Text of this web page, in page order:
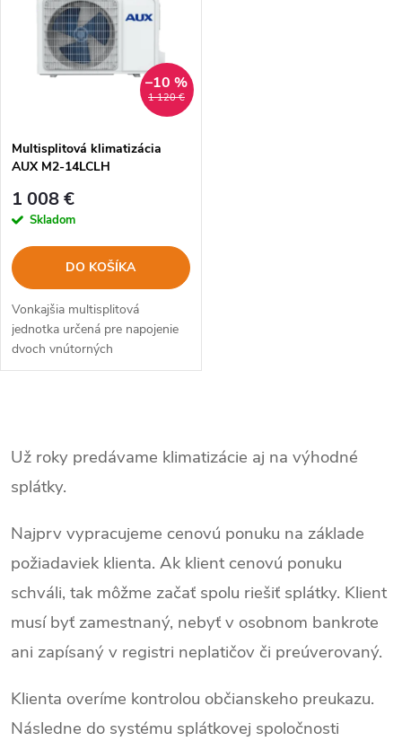
e
p
r
o
d
t
o
v
Abecedne
s
p
r
o
d
u
t
o
v
1 120 €
–10 %
Multisplitová klimatizácia
AUX M2-14LCLH
1 008 €
Skladom
DO KOŠÍKA
Vonkajšia multisplitová
jednotka určená pre napojenie
dvoch vnútorných
klimatizačných jednotiek.
v
l
á
d
a
c
e
Už roky predávame klimatizácie aj na výhodné
splátky.
Najprv vypracujeme cenovú ponuku na základe
požiadaviek klienta. Ak klient cenovú ponuku
schváli, tak môžme začať spolu riešiť splátky. Klient
musí byť zamestnaný, nebyť v osobnom bankrote
ani zapísaný v registri neplatičov či preúverovaný.
Klienta overíme kontrolou občianskeho preukazu.
Následne do systému splátkovej spoločnosti